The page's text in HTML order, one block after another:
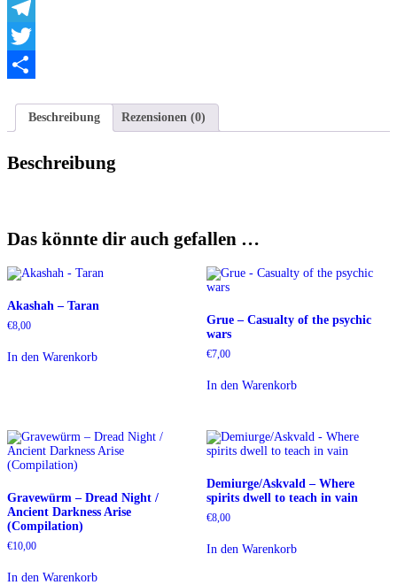
WhatsApp
Telegram
Twitter
Beschreibung
Rezensionen (0)
Beschreibung
Das könnte dir auch gefallen …
Akashah – Taran
€8,00
In den Warenkorb
Grue – Casualty of the psychic
wars
€7,00
In den Warenkorb
Gravewürm ‎– Dread Night /
Ancient Darkness Arise
(Compilation)
€10,00
In den Warenkorb
Demiurge/Askvald – Where
spirits dwell to teach in vain
€8,00
In den Warenkorb